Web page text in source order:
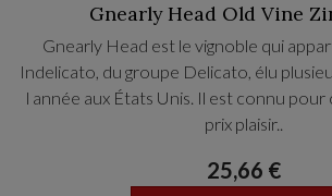
Gnearly Head Old Vine
Gnearly Head est le vignoble qui
Indelicato, du groupe Delicato, élu
l année aux États Unis. Il est connu pour
prix plaisir..
25,66 €